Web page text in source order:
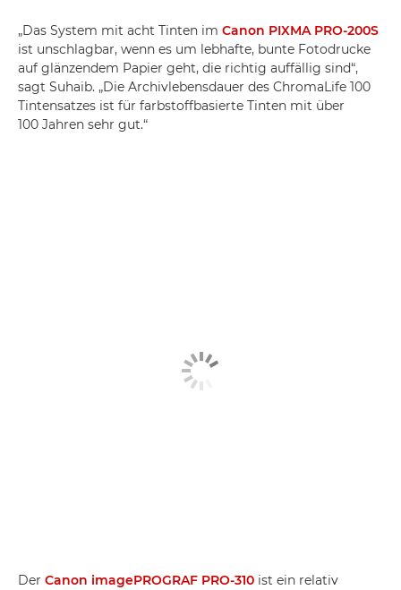
„Das System mit acht Tinten im Canon PIXMA PRO-200S
ist unschlagbar, wenn es um lebhafte, bunte Fotodrucke
auf glänzendem Papier geht, die richtig auffällig sind“,
sagt Suhaib. „Die Archivlebensdauer des ChromaLife 100
Tintensatzes ist für farbstoffbasierte Tinten mit über
100 Jahren sehr gut.“
Der Canon imagePROGRAF PRO-310 ist ein relativ